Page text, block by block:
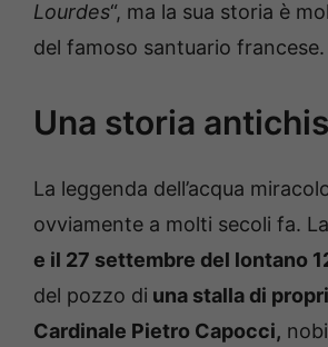
Lourdes“, ma la sua storia è
del famoso santuario francese.
Una storia
La leggenda dell’acqua
ovviamente a molti secoli fa. La
e il 27 settembre del lontano
del pozzo di una stalla di
Cardinale Pietro Capocci,